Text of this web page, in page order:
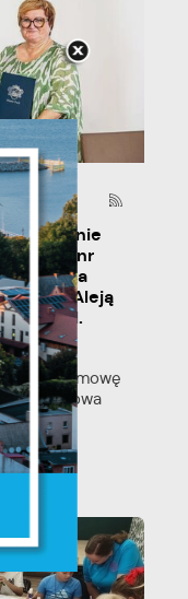
na zadanie
nr
Świat na
z Aleją
z ul.
umowę